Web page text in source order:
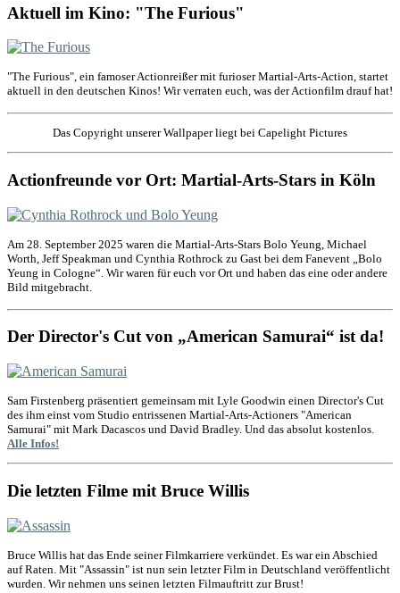
Aktuell im Kino: "The Furious"
"The Furious", ein famoser Actionreißer mit furioser Martial-Arts-Action, startet
aktuell in den deutschen Kinos! Wir verraten euch, was der Actionfilm drauf hat!
Das Copyright unserer Wallpaper liegt bei Capelight Pictures
Actionfreunde vor Ort: Martial-Arts-Stars in Köln
Am 28. September 2025 waren die Martial-Arts-Stars Bolo Yeung, Michael
Worth, Jeff Speakman und Cynthia Rothrock zu Gast bei dem Fanevent „Bolo
Yeung in Cologne“. Wir waren für euch vor Ort und haben das eine oder andere
Bild mitgebracht.
Der Director's Cut von „American Samurai“ ist da!
Sam Firstenberg präsentiert gemeinsam mit Lyle Goodwin einen Director's Cut
des ihm einst vom Studio entrissenen Martial-Arts-Actioners "American
Samurai" mit Mark Dacascos und David Bradley. Und das absolut kostenlos.
Alle Infos!
Die letzten Filme mit Bruce Willis
Bruce Willis hat das Ende seiner Filmkarriere verkündet. Es war ein Abschied
auf Raten. Mit "Assassin" ist nun sein letzter Film in Deutschland veröffentlicht
wurden. Wir nehmen uns seinen letzten Filmauftritt zur Brust!